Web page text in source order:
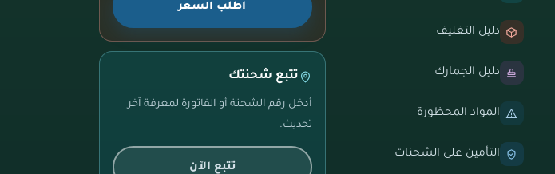
دليل التغليف
دليل الجمارك
المواد المحظورة
التأمين على الشحنات
اطلب السعر
تتبع شحنتك
أدخل رقم الشحنة أو الفاتورة لمعرفة آخر
تحديث.
تتبع الآن